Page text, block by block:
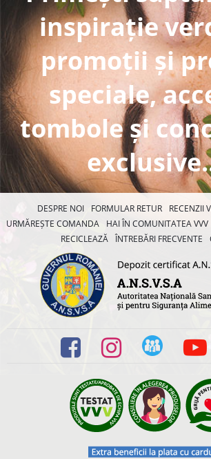
inspirație
promoții și
speciale,
tombole și
DESPRE NOI FORMULAR RETUR
RECENZII
URMĂREȘTE COMANDA
HAI ÎN COMUNITATEA VVV
RECICLEAZĂ ÎNTREBĂRI FRECVENTE